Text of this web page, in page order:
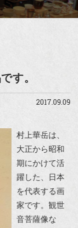
す。
2017.09.09
村上華岳は、
大正から昭和
期にかけて活
躍した、日本
を代表する画
家です。観世
音菩薩像な